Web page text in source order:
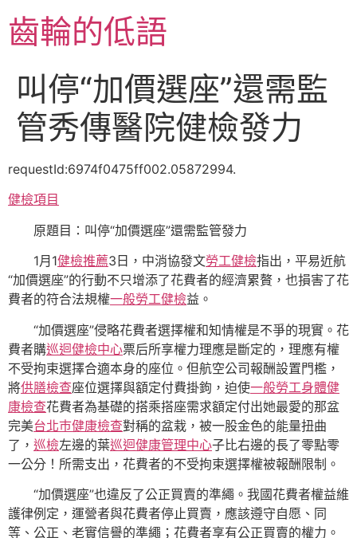
至
主齒輪的低語
叫停“加價選座”還需監
管秀傳醫院健檢發力
requestId:6974f0475ff002.05872994.
健檢項目
原題目：叫停“加價選座”還需監管發力
1月1健檢推薦3日，中消協發文勞工健檢指出，平易近航
“加價選座”的行動不只增添了花費者的經濟累贅，也損害了花
費者的符合法規權一般勞工健檢益。
“加價選座”侵略花費者選擇權和知情權是不爭的現實。花
費者購巡迴健檢中心票后所享權力理應是斷定的，理應有權
不受拘束選擇合適本身的座位。但航空公司報酬設置門檻，
將供膳檢查座位選擇與額定付費掛鉤，迫使一般勞工身體健
康檢查花費者為基礎的搭乘搭座需求額定付出她最愛的那盆
完美台北巿健康檢查對稱的盆栽，被一股金色的能量扭曲
了， 巡檢左邊的葉巡迴健康管理中心子比右邊的長了零點零
一公分！所需支出，花費者的不受拘束選擇權被報酬限制。
“加價選座”也違反了公正買賣的準繩。我國花費者權益維
護律例定，運營者與花費者停止買賣，應該遵守自愿、同
等、公正、老實信譽的準繩；花費者享有公正買賣的權力。